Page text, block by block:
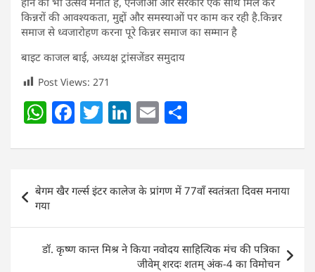
किन्नरों की आवश्यकता, मुद्दों और समस्याओं पर काम कर रही है.किन्नर
समाज से ध्वजारोहण करना पूरे किन्नर समाज का सम्मान है
बाइट काजल बाई, अध्यक्ष ट्रांसजेंडर समुदाय
Post Views: 271
W
at
s
A
p
p
F
c
e
b
o
o
T
itt
er
Li
k
e
dI
n
E
ai
l
ar
e
Post
navigation
बेगम खैर गर्ल्स इंटर कालेज के प्रांगण में 77वाँ स्वतंत्रता दिवस मनाया
गया
डॉ. कृष्ण कान्त मिश्र ने किया नवोदय साहित्यिक मंच की पत्रिका
जीवेम् शरदः शतम् अंक-4 का विमोचन